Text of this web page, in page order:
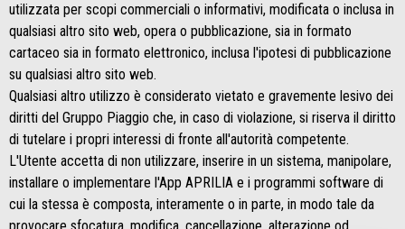
utilizzata per scopi commerciali o informativi, modificata o inclusa in
qualsiasi altro sito web, opera o pubblicazione, sia in formato
cartaceo sia in formato elettronico, inclusa l'ipotesi di pubblicazione
su qualsiasi altro sito web.
Qualsiasi altro utilizzo è considerato vietato e gravemente lesivo dei
diritti del Gruppo Piaggio che, in caso di violazione, si riserva il diritto
di tutelare i propri interessi di fronte all'autorità competente.
L'Utente accetta di non utilizzare, inserire in un sistema, manipolare,
installare o implementare l'App APRILIA e i programmi software di
cui la stessa è composta, interamente o in parte, in modo tale da